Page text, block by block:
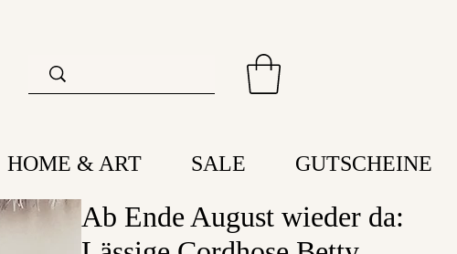
HOME & ART SALE GUTSCHEINE
Ab Ende August wieder da: